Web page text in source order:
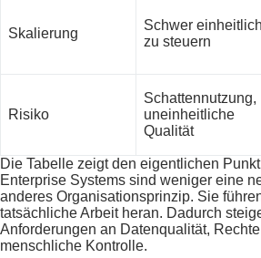
Skalierung
Schwer einheitlich
zu steuern
Risiko
Schattennutzung,
uneinheitliche
Qualität
Die Tabelle zeigt den eigentlichen
Enterprise Systems sind weniger eine
anderes Organisationsprinzip. Sie
tatsächliche Arbeit heran. Dadurch
Anforderungen an Datenqualität,
menschliche Kontrolle.